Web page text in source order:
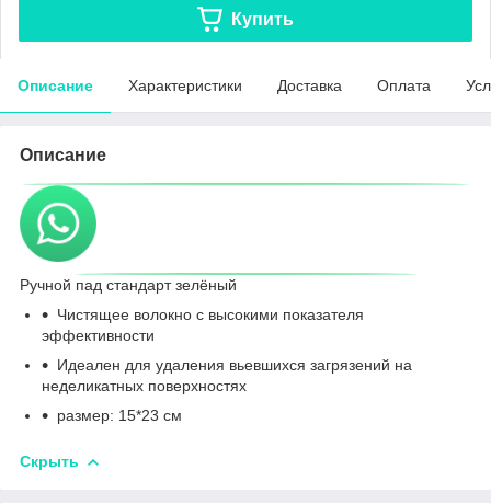
Купить
Описание Характеристики Доставка Оплата
Описание
Ручной пад стандарт зелёный
Чистящее волокно с высокими показателя
эффективности
Идеален для удаления вьевшихся загрязений на
неделикатных поверхностях
размер: 15*23 см
Скрыть